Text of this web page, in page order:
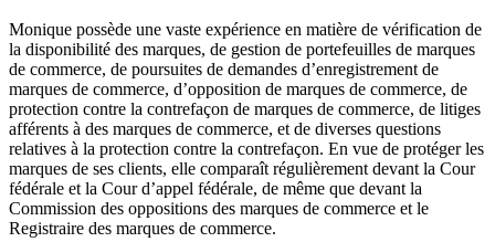
Monique possède une vaste expérience en matière de vérification de
la disponibilité des marques, de gestion de portefeuilles de marques
de commerce, de poursuites de demandes d’enregistrement de
marques de commerce, d’opposition de marques de commerce, de
protection contre la contrefaçon de marques de commerce, de litiges
afférents à des marques de commerce, et de diverses questions
relatives à la protection contre la contrefaçon. En vue de protéger les
marques de ses clients, elle comparaît régulièrement devant la Cour
fédérale et la Cour d’appel fédérale, de même que devant la
Commission des oppositions des marques de commerce et le
Registraire des marques de commerce.